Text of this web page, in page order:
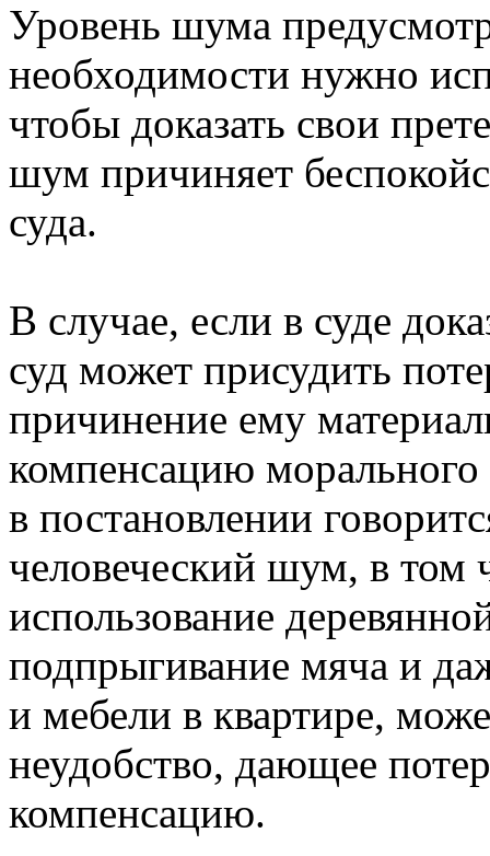
Уровень шума
необходимости нужно
чтобы доказать свои
шум причиняет
суда.
В случае, если в суде
суд может присудить
причинение ему
компенсацию
в постановлении
человеческий шум, в том
использование
подпрыгивание мяча и
и мебели в квартире,
неудобство, дающее
компенсацию.